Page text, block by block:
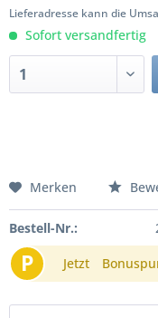
Lieferadresse kann die
Sofort versandfertig
Merken
Bestell-Nr.:
P Jetzt